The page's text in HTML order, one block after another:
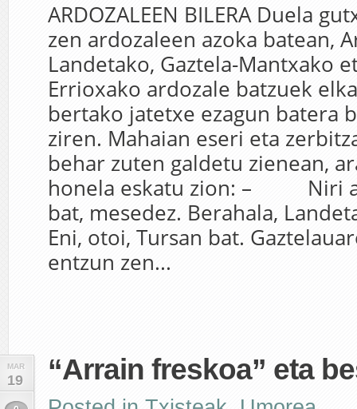
ARDOZALEEN BILERA Duela
zen ardozaleen azoka batean,
Landetako, Gaztela-Mantxako
Errioxako ardozale batzuek
bertako jatetxe ezagun batera
ziren. Mahaian eseri eta
behar zuten galdetu zienean,
honela eskatu zion: – Niri
bat, mesedez. Berahala,
Eni, otoi, Tursan bat.
entzun zen...
MAR
19 “Arrain freskoa” eta